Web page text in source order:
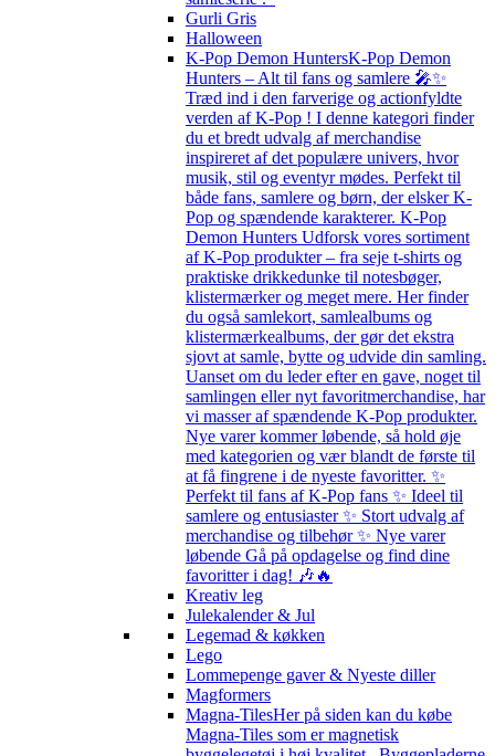
Gurli Gris
Halloween
K-Pop Demon HuntersK-Pop Demon
Hunters – Alt til fans og samlere 🎤✨
Træd ind i den farverige og actionfyldte
verden af K-Pop ! I denne kategori finder
du et bredt udvalg af merchandise
inspireret af det populære univers, hvor
musik, stil og eventyr mødes. Perfekt til
både fans, samlere og børn, der elsker K-
Pop og spændende karakterer. K-Pop
Demon Hunters Udforsk vores sortiment
af K-Pop produkter – fra seje t-shirts og
praktiske drikkedunke til notesbøger,
klistermærker og meget mere. Her finder
du også samlekort, samlealbums og
klistermærkealbums, der gør det ekstra
sjovt at samle, bytte og udvide din samling.
Uanset om du leder efter en gave, noget til
samlingen eller nyt favoritmerchandise, har
vi masser af spændende K-Pop produkter.
Nye varer kommer løbende, så hold øje
med kategorien og vær blandt de første til
at få fingrene i de nyeste favoritter. ✨
Perfekt til fans af K-Pop fans ✨ Ideel til
samlere og entusiaster ✨ Stort udvalg af
merchandise og tilbehør ✨ Nye varer
løbende Gå på opdagelse og find dine
favoritter i dag! 🎶🔥
Kreativ leg
Julekalender & Jul
Legemad & køkken
Lego
Lommepenge gaver & Nyeste diller
Magformers
Magna-TilesHer på siden kan du købe
Magna-Tiles som er magnetisk